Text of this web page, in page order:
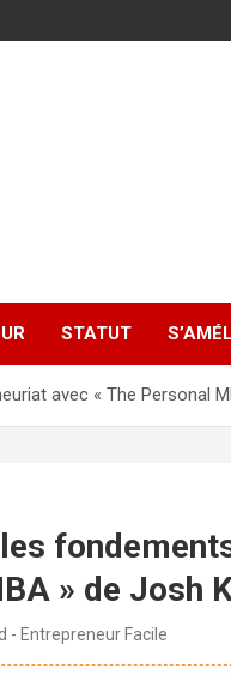
STATUT
avec « The Personal
» de Josh
- Entrepreneur Facile